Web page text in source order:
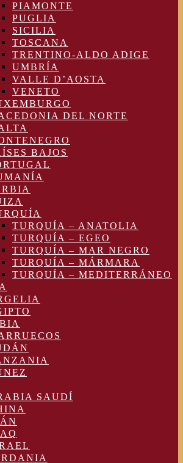
PIAMONTE
PUGLIA
SICILIA
TOSCANA
TRENTINO-ALDO ADIGE
UMBRÍA
VALLE D’AOSTA
VENETO
DEL NORTE
BAJOS
TURQUÍA – ANATOLIA
TURQUÍA – EGEO
TURQUÍA – MAR NEGRO
TURQUÍA – MÁRMARA
TURQUÍA – MEDITERRÁNEO
SAUDÍ